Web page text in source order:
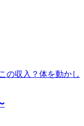
の収入？体を動かし